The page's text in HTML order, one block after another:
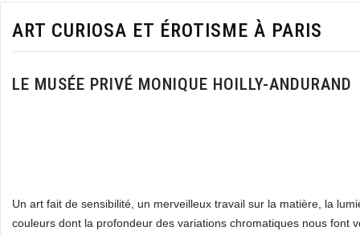
ART CURIOSA ET ÉROTISME À PARIS
LE MUSÉE PRIVÉ MONIQUE HOILLY-ANDURAND
Un art fait de sensibilité, un merveilleux travail sur la matière, la
couleurs dont la profondeur des variations chromatiques nous font